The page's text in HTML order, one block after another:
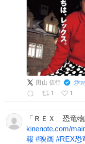
田山 信行 @
1
1
「ＲＥＸ 恐竜物
kinenote.com/
報 #映画 #REX恐